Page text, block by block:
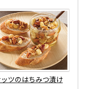
ツのはちみつ漬け